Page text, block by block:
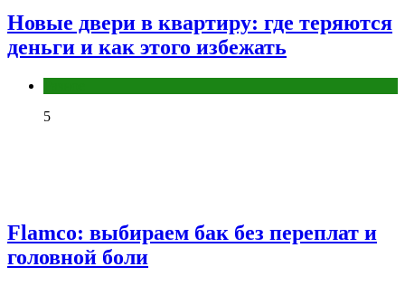
Новые двери в квартиру: где теряются
деньги и как этого избежать
5
Flamco: выбираем бак без переплат и
головной боли